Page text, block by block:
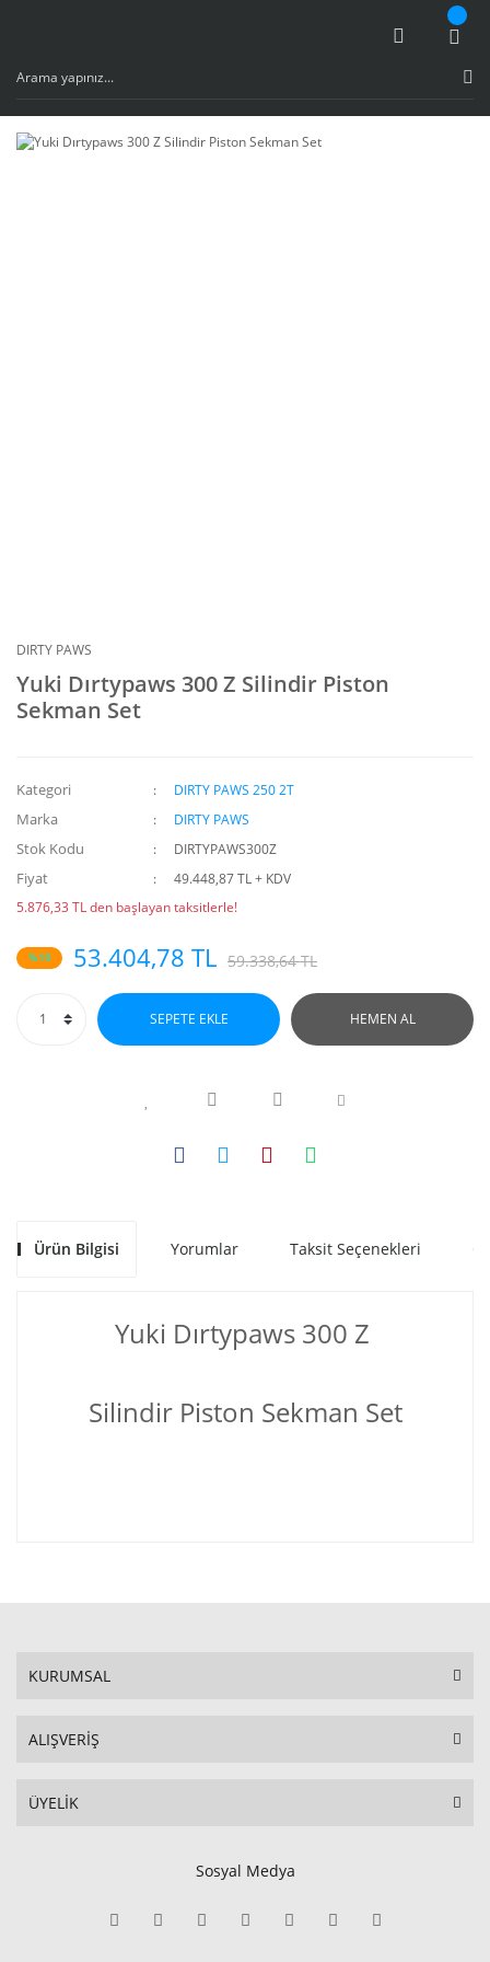
DIRTY PAWS
Yuki Dırtypaws 300 Z Silindir Piston
Sekman Set
Kategori DIRTY PAWS 250 2T
Marka DIRTY PAWS
Stok Kodu DIRTYPAWS300Z
Fiyat
49.448,87 TL + KDV
5.876,33 TL den başlayan taksitlerle!
%10 53.404,78 TL 59.338,64 TL
SEPETE EKLE HEMEN AL
Ürün Bilgisi Yorumlar Taksit Seçenekleri
Yuki Dırtypaws 300 Z
Silindir Piston Sekman Set
KURUMSAL
ALIŞVERİŞ
ÜYELİK
Sosyal Medya